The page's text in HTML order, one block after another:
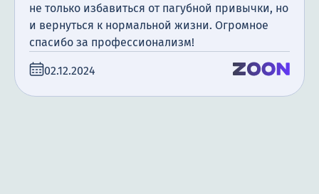
не только избавиться от пагубной привычки, но
и вернуться к нормальной жизни. Огромное
спасибо за профессионализм!
02.12.2024